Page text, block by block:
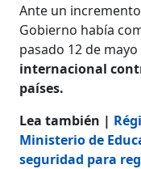
Ante un
Gobierno había
pasado 12 de
internacional
países.
Lea también |
Ministerio de
seguridad para